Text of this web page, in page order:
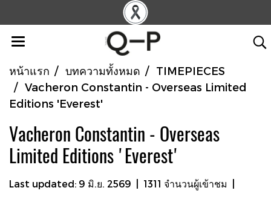
หน้าแรก บทความทั้งหมด
TIMEPIECES
Vacheron Constantin - Overseas Limited
Editions 'Everest'
Vacheron Constantin - Overseas
Limited Editions 'Everest'
Last updated: 9 มิ.ย. 2569 1311 จำนวนผู้เข้าชม